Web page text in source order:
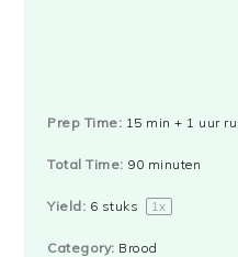
Prep Time: 15 min + 1 uur
Total Time: 90 minuten
Yield: 6 stuks 1x
Category: Brood